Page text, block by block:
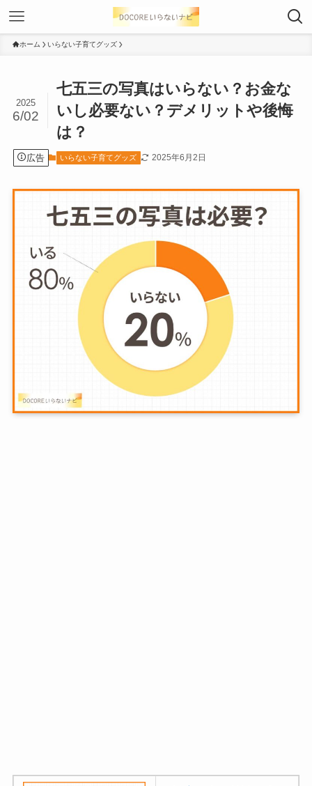
ホーム いらない子育てグッズ
七五三の写真はいらない？お金な
いし必要ない？デメリットや後悔
は？
2025
6/02
広告 いらない子育てグッズ 2025年6月2日